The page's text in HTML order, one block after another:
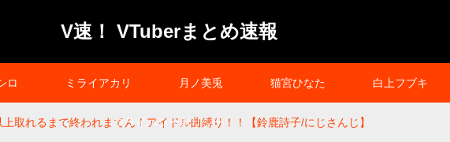
V速！ VTuberまとめ速報
ロ ミライアカリ 月ノ美兎 猫宮ひなた 白上フブキ
プライバシーポリシー
取れるまで終われまてん！アイドル曲縛り！！【鈴鹿詩子/にじさんじ】